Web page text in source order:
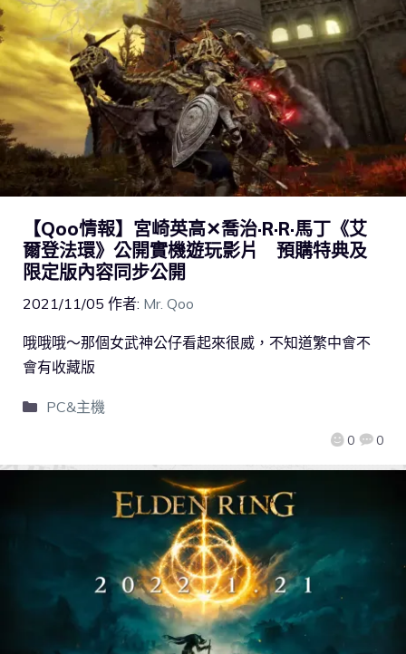
【Qoo情報】宮崎英高✕喬治·R·R·馬丁《艾
爾登法環》公開實機遊玩影片 預購特典及
限定版內容同步公開
2021/11/05 作者: Mr. Qoo
0 0
哦哦哦～那個女武神公仔看起來很威，不知道繁中會不
會有收藏版
PC&主機